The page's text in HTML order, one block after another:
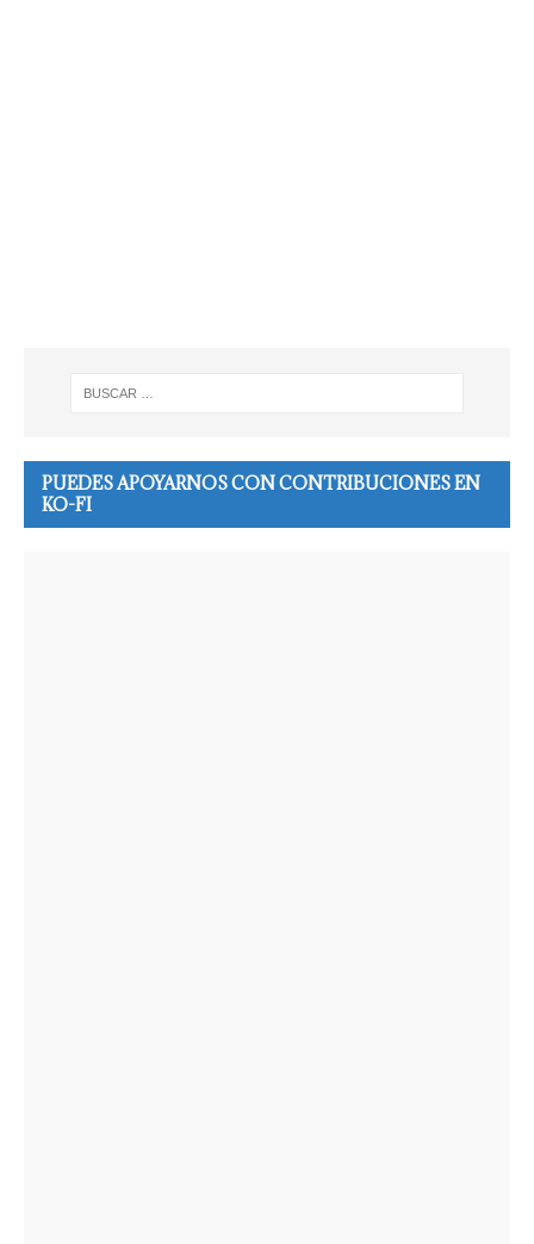
PUEDES APOYARNOS CON CONTRIBUCIONES EN
KO-FI